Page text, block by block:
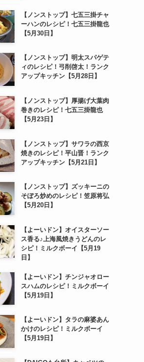
【ノンストップ】七五三掛チャ
ーハンのレシピ！七五三掛龍也
【5月30日】
【ノンストップ】明太スパゲテ
ィのレシピ！弓削啓太！ランク
アップキッチン【5月28日】
【ノンストップ】厚揚げ大葉肉
巻きのレシピ！七五三掛龍也
【5月23日】
【ノンストップ】サワラの西京
焼きのレシピ！平山晋！ランク
アップキッチン【5月21日】
【ノンストップ】ズッキーニの
そぼろ炒めのレシピ！笠原将弘
【5月20日】
【よーいドン】オイスターソー
ス香る♪上海風焼きうどんのレ
シピ！ミルクボーイ【5月19
日】
【よーいドン】チンジャオロー
スハムのレシピ！ミルクボーイ
【5月19日】
【よーいドン】タラの麻婆あん
かけのレシピ！ミルクボーイ
【5月19日】